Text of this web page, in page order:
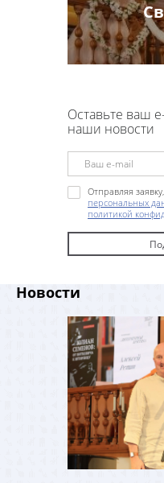
Оставьте ваш
наши новости
Отправляя
персональных
политикой
Новости